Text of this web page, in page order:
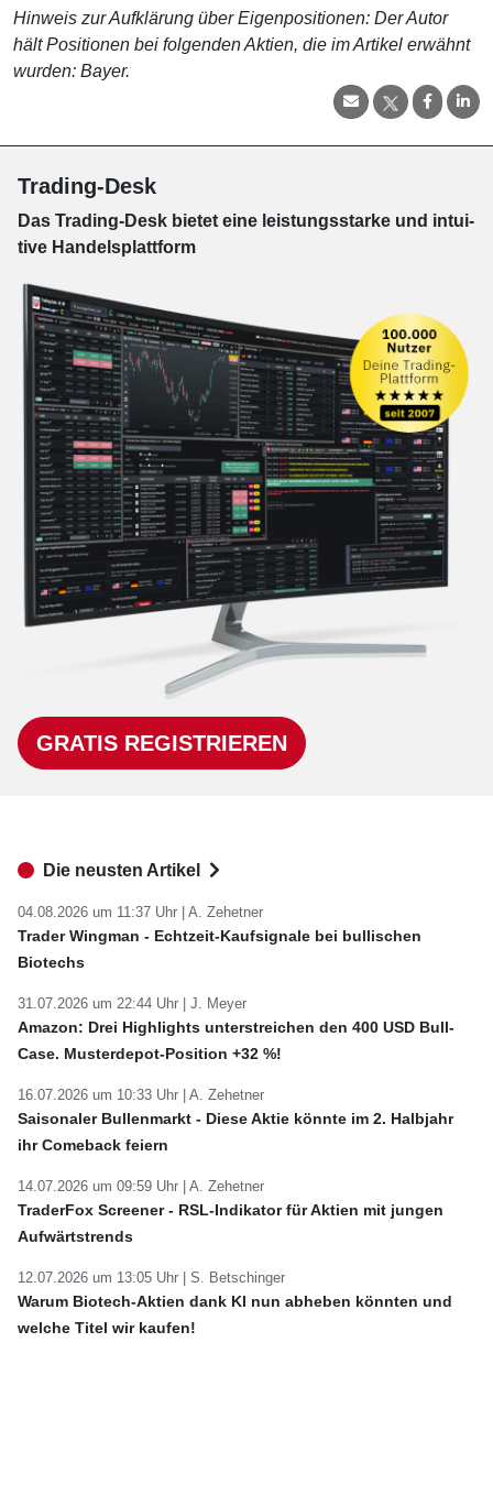
Hinweis zur Aufklärung über Eigenpositionen: Der Autor
hält Positionen bei folgenden Aktien, die im Artikel erwähnt
wurden: Bayer.
Trading-Desk
Das Trading-Desk bie­tet eine leis­tungs­star­ke und in­tui­
tive Han­dels­platt­form
GRATIS REGISTRIEREN
Die neusten Artikel
04.08.2026 um 11:37 Uhr | A. Zehetner
Trader Wingman - Echtzeit-Kaufsignale bei bullischen
Biotechs
31.07.2026 um 22:44 Uhr | J. Meyer
Amazon: Drei Highlights unterstreichen den 400 USD Bull-
Case. Musterdepot-Position +32 %!
16.07.2026 um 10:33 Uhr | A. Zehetner
Saisonaler Bullenmarkt - Diese Aktie könnte im 2. Halbjahr
ihr Comeback feiern
14.07.2026 um 09:59 Uhr | A. Zehetner
TraderFox Screener - RSL-Indikator für Aktien mit jungen
Aufwärtstrends
12.07.2026 um 13:05 Uhr | S. Betschinger
Warum Biotech-Aktien dank KI nun abheben könnten und
welche Titel wir kaufen!